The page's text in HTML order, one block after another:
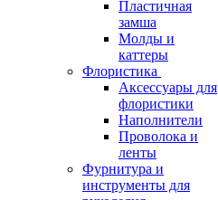
Пластичная
замша
Молды и
каттеры
Флористика
Аксессуары для
флористики
Наполнители
Проволока и
ленты
Фурнитура и
инструменты для